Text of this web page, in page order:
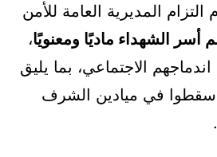
التزام المديرية العامة للأمن
أسر الشهداء ماديًا ومعنويًا،
الاجتماعي، بما يليق
سقطوا في ميادين الشرف